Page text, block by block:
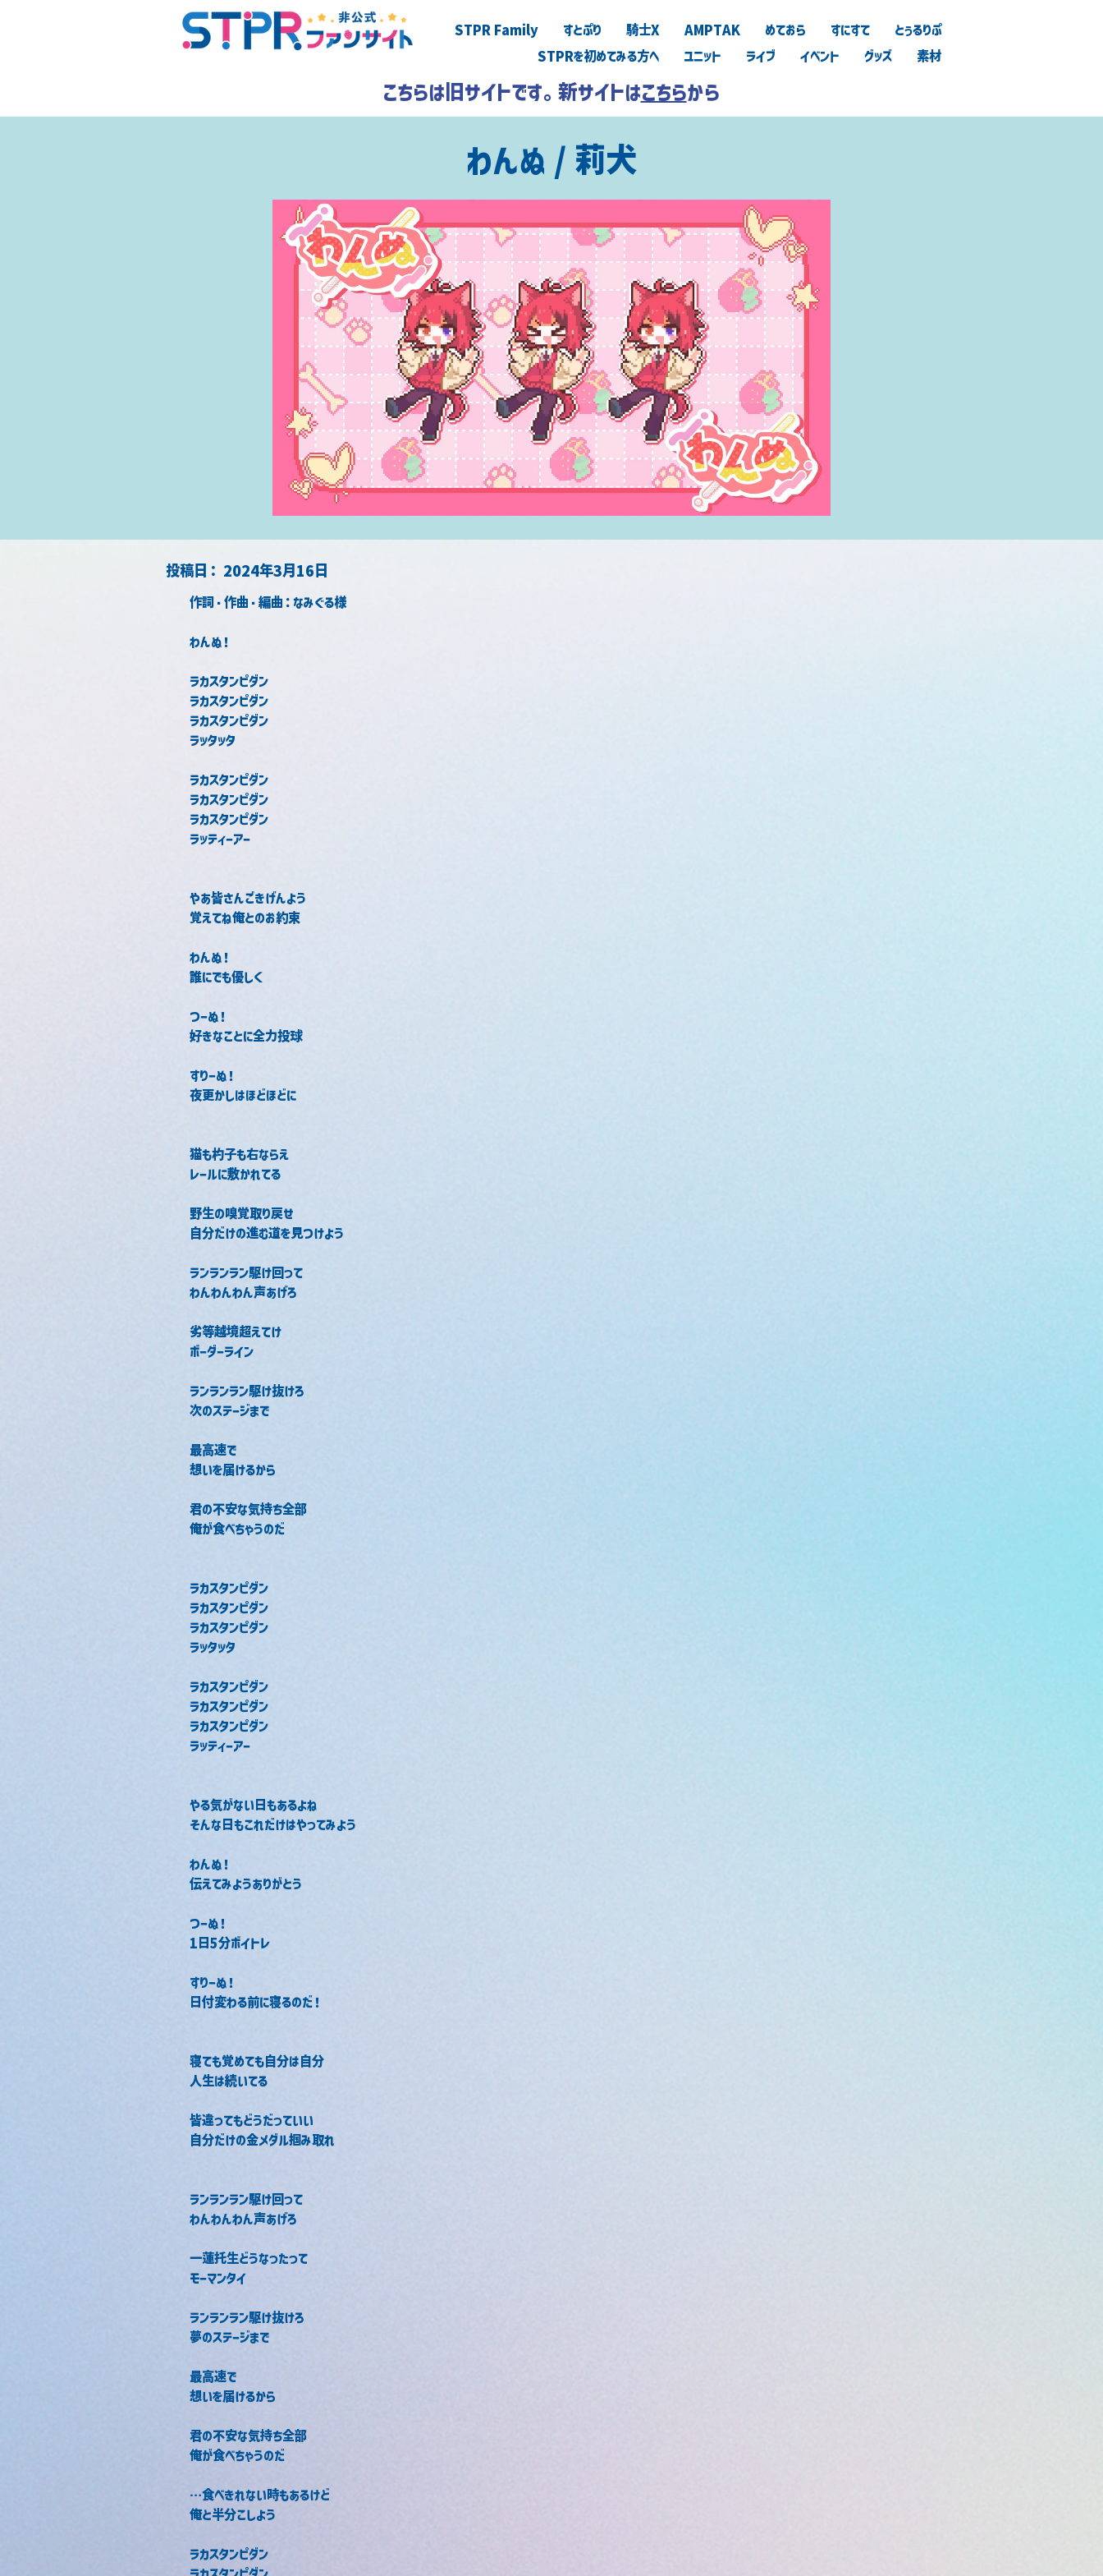
STPR Family すとぷり 騎士X AMPTAK めておら すにすて
とぅるりぷ
STPRを初めてみる方へ
ユニット ライブ イベント グッズ 素材
こちらは旧サイトです。新サイトはこちらから
わんぬ / 莉犬
2024年3月16日
​投稿日：
作詞・作曲・編曲：なみぐる様
わんぬ！
ラカスタンピダン
ラカスタンピダン
ラカスタンピダン
ラッタッタ
ラカスタンピダン
ラカスタンピダン
ラカスタンピダン
ラッティーアー
やあ皆さんごきげんよう
覚えてね俺とのお約束
わんぬ！
誰にでも優しく
つーぬ！
好きなことに全力投球
すりーぬ！
夜更かしはほどほどに
猫も杓子も右ならえ
レールに敷かれてる
野生の嗅覚取り戻せ
自分だけの進む道を見つけよう
ランランラン駆け回って
わんわんわん声あげろ
劣等越境超えてけ
ボーダーライン
ランランラン駆け抜けろ
次のステージまで
最高速で
想いを届けるから
君の不安な気持ち全部
俺が食べちゃうのだ
ラカスタンピダン
ラカスタンピダン
ラカスタンピダン
ラッタッタ
ラカスタンピダン
ラカスタンピダン
ラカスタンピダン
ラッティーアー
やる気がない日もあるよね
そんな日もこれだけはやってみよう
わんぬ！
伝えてみようありがとう
つーぬ！
1日5分ボイトレ
すりーぬ！
日付変わる前に寝るのだ！
寝ても覚めても自分は自分
人生は続いてる
皆違ってもどうだっていい
自分だけの金メダル掴み取れ
ランランラン駆け回って
わんわんわん声あげろ
一蓮托生どうなったって
モーマンタイ
ランランラン駆け抜けろ
夢のステージまで
最高速で
想いを届けるから
君の不安な気持ち全部
俺が食べちゃうのだ
…食べきれない時もあるけど
俺と半分こしよう
ラカスタンピダン